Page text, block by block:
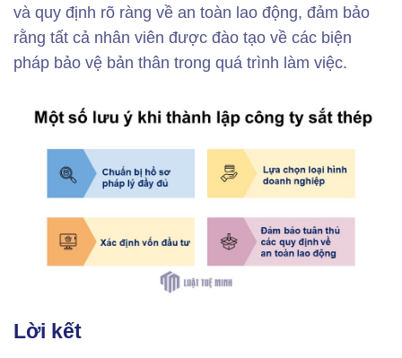
và quy định rõ ràng về an toàn lao động, đảm bảo
rằng tất cả nhân viên được đào tạo về các biện
pháp bảo vệ bản thân trong quá trình làm việc.
Lời kết